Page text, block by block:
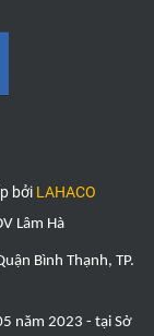
bởi LAHACO
Lâm Hà
Bình Thạnh, TP.
năm 2023 - tại Sở